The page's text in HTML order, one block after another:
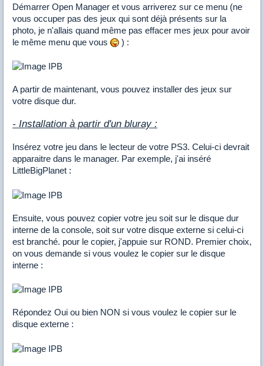
Démarrer Open Manager et vous arriverez sur ce menu (ne
vous occuper pas des jeux qui sont déjà présents sur la
photo, je n'allais quand même pas effacer mes jeux pour avoir
le même menu que vous
) :
A partir de maintenant, vous pouvez installer des jeux sur
votre disque dur.
- Installation à partir d'un bluray :
Insérez votre jeu dans le lecteur de votre PS3. Celui-ci devrait
apparaitre dans le manager. Par exemple, j'ai inséré
LittleBigPlanet :
Ensuite, vous pouvez copier votre jeu soit sur le disque dur
interne de la console, soit sur votre disque externe si celui-ci
est branché. pour le copier, j'appuie sur ROND. Premier choix,
on vous demande si vous voulez le copier sur le disque
interne :
Répondez Oui ou bien NON si vous voulez le copier sur le
disque externe :